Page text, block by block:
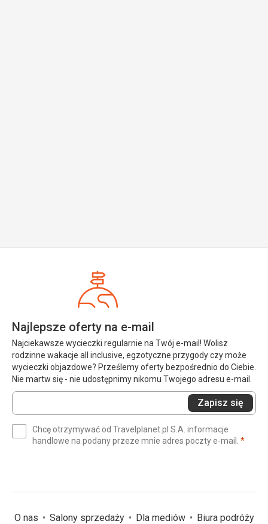
Najlepsze oferty na e-mail
Najciekawsze wycieczki regularnie na Twój e-mail! Wolisz
rodzinne wakacje all inclusive, egzotyczne przygody czy może
wycieczki objazdowe? Prześlemy oferty bezpośrednio do Ciebie.
Nie martw się - nie udostępnimy nikomu Twojego adresu e-mail.
Wprowadź
swój
(wymagane)
Zapisz się
Chcę otrzymywać od Travelplanet.pl S.A. informacje
handlowe na podany przeze mnie adres poczty e-mail. *
O nas Salony sprzedaży Dla mediów
Biura podróży